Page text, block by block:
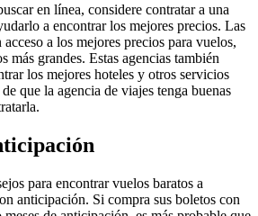
en línea, considere contratar a una
a encontrar los mejores precios. Las
a los mejores precios para vuelos,
más grandes. Estas agencias también
los mejores hoteles y otros servicios
que la agencia de viajes tenga buenas
para encontrar vuelos baratos a
anticipación. Si compra sus boletos con